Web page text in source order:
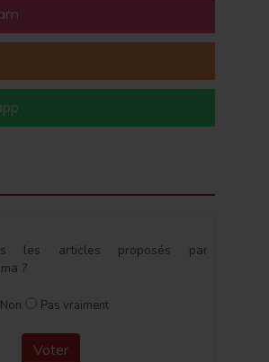
les articles proposés par
?
Non Pas vraiment
Voter